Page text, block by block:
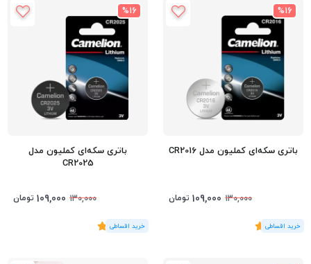
%16
باتری سکه‌ای کملیون مدل CR2016
130,000
109,000 تومان
(1رای)
5
%16
باتری سکه‌ای کملیون مدل
CR2025
130,000
109,000 تومان
(2 رای)
5